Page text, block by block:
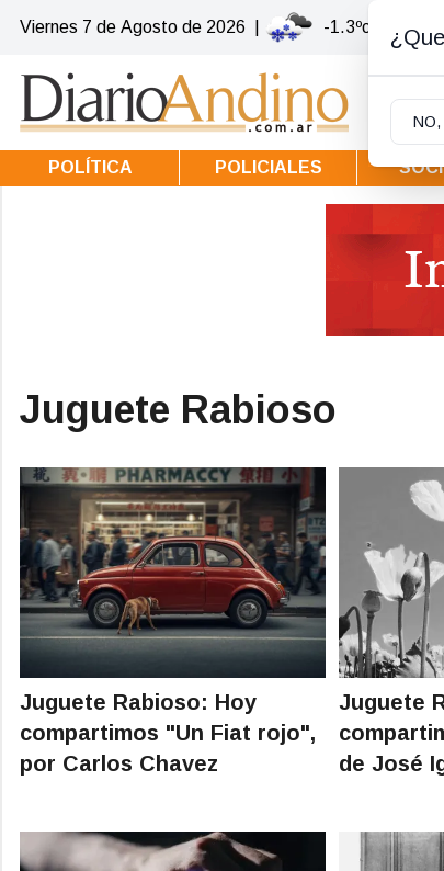
Viernes 7 de Agosto de 2026 -1.3ºc | Villa la
POLÍTICA POLICIALES
Juguete Rabioso
Juguete Rabioso: Hoy
compartimos "Un Fiat rojo",
por Carlos Chavez
Juguete
de José
NO,